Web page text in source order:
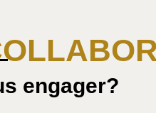
engager?